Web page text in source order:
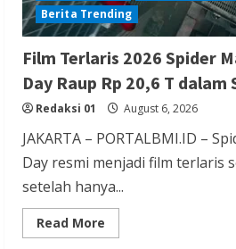
Berita Agama Berita Nasional
Berita Trending
Kapolres Tangsel Hadiri
Vihara Boen Hay Bio,
TNI-POLRI dengan
Redaksi 01 August 6, 2026
Berita Trending
Film Terlaris 2026 Spider
Day Raup Rp 20,6 T dalam
Redaksi 01 August 6, 2026
JAKARTA – PORTALBMI.ID –
Day resmi menjadi film terlaris
setelah hanya...
Read More
more